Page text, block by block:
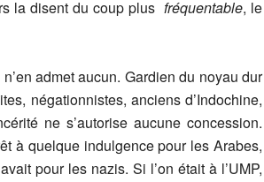
la disent du coup plus fréquentable, le
n’en admet aucun. Gardien du noyau dur
négationnistes, anciens d’Indochine,
ne s’autorise aucune concession.
à quelque indulgence pour les Arabes,
pour les nazis. Si l’on était à l’UMP,